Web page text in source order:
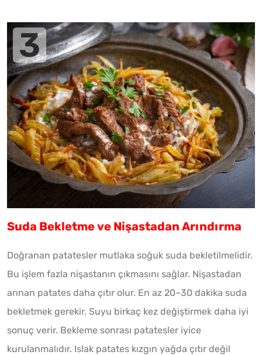
Suda Bekletme ve Nişastadan Arındırma
Doğranan patatesler mutlaka soğuk suda bekletilmelidir.
Bu işlem fazla nişastanın çıkmasını sağlar. Nişastadan
arınan patates daha çıtır olur. En az 20–30 dakika suda
bekletmek gerekir. Suyu birkaç kez değiştirmek daha iyi
sonuç verir. Bekleme sonrası patatesler iyice
kurulanmalıdır. Islak patates kızgın yağda çıtır değil